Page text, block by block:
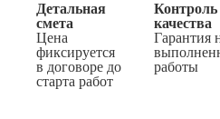
Детальная
смета
Цена
фиксируется
в договоре до
старта работ
Контроль
качества
Гарантия
работы